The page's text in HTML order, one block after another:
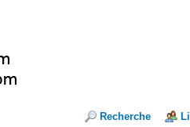
Recherche